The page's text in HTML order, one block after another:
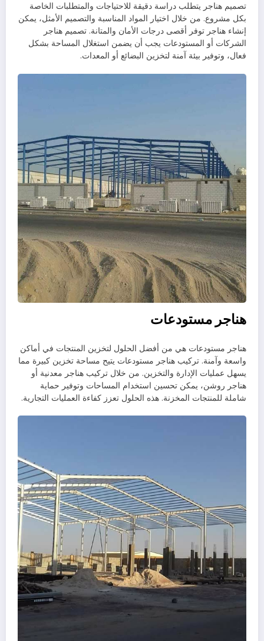
تصميم هناجر يتطلب دراسة دقيقة للاحتياجات والمتطلبات الخاصة
بكل مشروع. من خلال اختيار المواد المناسبة والتصميم الأمثل، يمكن
إنشاء هناجر توفر أقصى درجات الأمان والمتانة. تصميم هناجر
الشركات أو المستودعات يجب أن يضمن استغلال المساحة بشكل
فعال، وتوفير بيئة آمنة لتخزين البضائع أو المعدات.
هناجر مستودعات
هناجر مستودعات هي من أفضل الحلول لتخزين المنتجات في أماكن
واسعة وآمنة. تركيب هناجر مستودعات يتيح مساحة تخزين كبيرة مما
يسهل عمليات الإدارة والتخزين. من خلال تركيب هناجر معدنية أو
هناجر روشن، يمكن تحسين استخدام المساحات وتوفير حماية
شاملة للمنتجات المخزنة. هذه الحلول تعزز كفاءة العمليات التجارية.